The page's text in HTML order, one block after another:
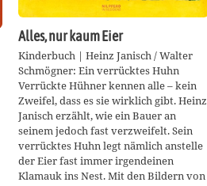
Alles, nur kaum Eier
Kinderbuch | Heinz Janisch / Walter
Schmögner: Ein verrücktes Huhn
Verrückte Hühner kennen alle – kein
Zweifel, dass es sie wirklich gibt. Heinz
Janisch erzählt, wie ein Bauer an
seinem jedoch fast verzweifelt. Sein
verrücktes Huhn legt nämlich anstelle
der Eier fast immer irgendeinen
Klamauk ins Nest. Mit den Bildern von